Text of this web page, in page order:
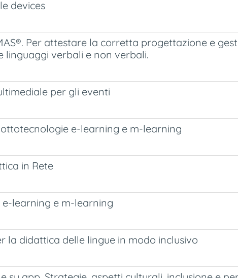
devices
Per attestare la corretta progettazione e
linguaggi verbali e non verbali.
per gli eventi
e-learning e m-learning
in Rete
e-learning e m-learning
la didattica delle lingue in modo inclusivo